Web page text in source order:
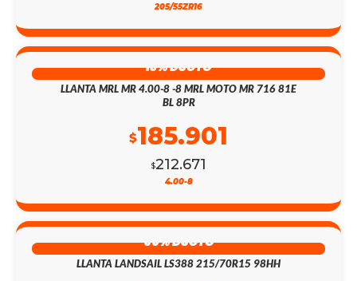
205/55ZR16
13% DSCTO
LLANTA MRL MR 4.00-8 -8 MRL MOTO MR 716 81E
BL 8PR
$212.671
$185.901
4.00-8
55% DSCTO
LLANTA LANDSAIL LS388 215/70R15 98HH